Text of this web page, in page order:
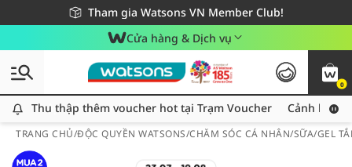
Tham gia Watsons VN Member Club!
Miễn phí giao hàng cho đơn hàng từ 249,000Đ
Giao hàng nhanh 24h - Áp dụng khu vực TP. Hồ Chí Minh
Cửa hàng & Dịch vụ
0
Thu thập thêm voucher hot tại Trạm Voucher
Thu thập thêm voucher hot tại Trạm Voucher Cảnh báo
TRANG CHỦ/ĐỘC QUYỀN WATSONS/CHĂM SÓC CÁ NHÂN/SỮA/GEL